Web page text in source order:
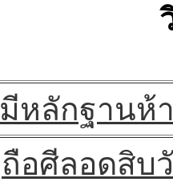
มีหลักฐานห้
ถือศีลอดสิบ